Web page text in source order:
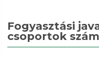
Fogyasztási
csoportok